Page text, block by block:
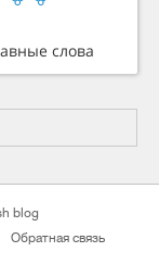
слова
blog
Обратная связь